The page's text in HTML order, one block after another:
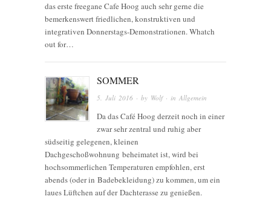
das erste freegane Cafe Hoog auch sehr gerne die
bemerkenswert friedlichen, konstruktiven und
integrativen Donnerstags-Demonstrationen. Whatch
out for…
SOMMER
5. Juli 2016 · by Wolf· inAllgemein
Da das Café Hoog derzeit noch in einer
zwar sehr zentral und ruhig aber
südseitig gelegenen, kleinen
Dachgeschoßwohnung beheimatet ist, wird bei
hochsommerlichen Temperaturen empfohlen, erst
abends (oder in Badebekleidung) zu kommen, um ein
laues Lüftchen auf der Dachterasse zu genießen.